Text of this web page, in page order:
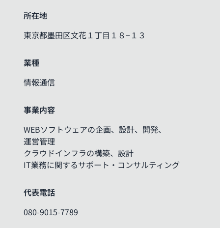
所在地
東京都墨田区文花１丁目１８−１３
業種
情報通信
事業内容
WEBソフトウェアの企画、設計、開発、
運営管理
クラウドインフラの構築、設計
IT業務に関するサポート・コンサルティング
代表電話
080-9015-7789